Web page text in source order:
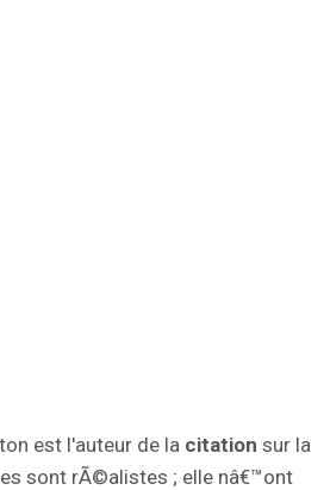
est l'auteur de la citation sur la
sont rÃ©alistes ; elle nâ€™ont